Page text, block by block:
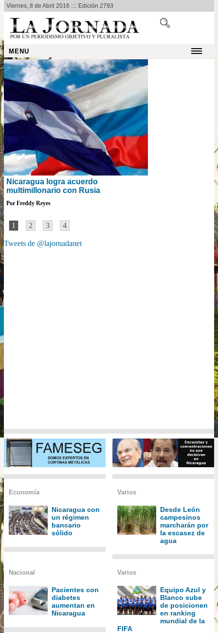
Viernes, 8 de Abril 2016 :::: Edición 2793
MENU
Nicaragua logra acuerdo
multimillonario con Rusia
Por Freddy Reyes
1 2 3 4
Tweets de @lajornadanet
Economía
Nicaragua con
un régimen
bancario
sólido
Varios
Desde León
campesinos
marcharán por
la escasez de
agua
Nacional
Pacientes con
diabetes
aumentan en
Nicaragua
Varios
Equipo Azul y
Blanco sube
de posicionen
en ranking
mundial de la
FIFA